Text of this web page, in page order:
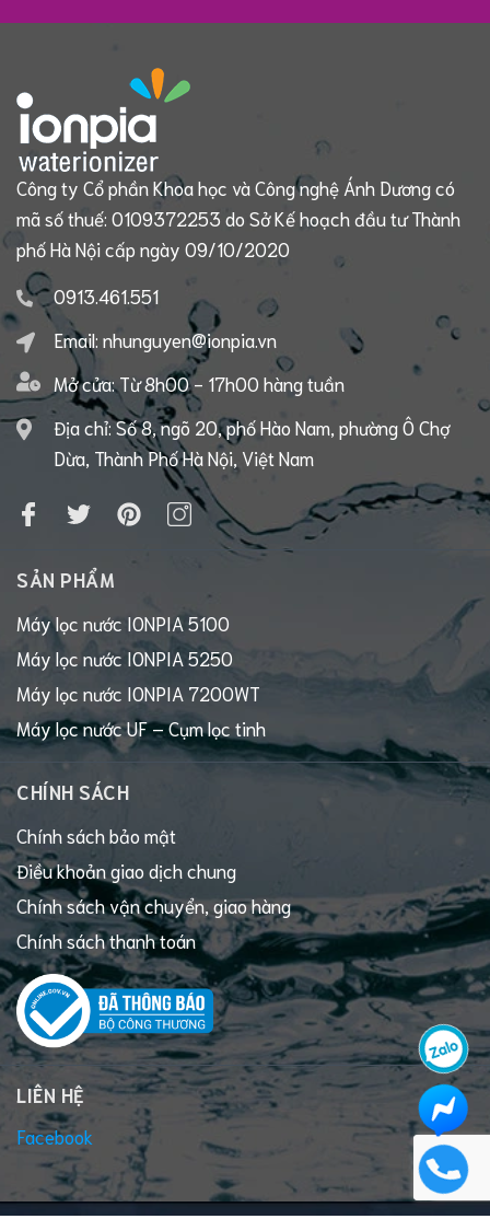
Công ty Cổ phần Khoa học và Công nghệ Ánh Dương có
mã số thuế: 0109372253 do Sở Kế hoạch đầu tư Thành
phố Hà Nội cấp ngày 09/10/2020
0913.461.551
Email: nhunguyen@ionpia.vn
Mở cửa:Từ 8h00 - 17h00 hàng tuần
Địa chỉ: Số 8, ngõ 20, phố Hào Nam, phường Ô Chợ
Dừa, Thành Phố Hà Nội, Việt Nam
SẢN PHẨM
Máy lọc nước IONPIA 5100
Máy lọc nước IONPIA 5250
Máy lọc nước IONPIA 7200WT
Máy lọc nước UF – Cụm lọc tinh
CHÍNH SÁCH
Chính sách bảo mật
Điều khoản giao dịch chung
Chính sách vận chuyển, giao hàng
Chính sách thanh toán
LIÊN HỆ
Facebook